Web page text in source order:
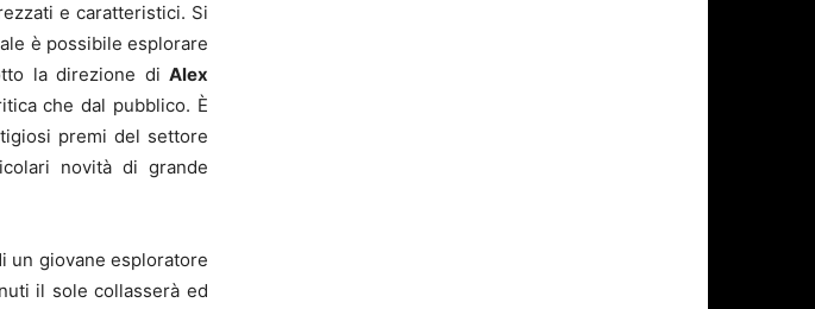
e caratteristici. Si
è possibile esplorare
la direzione di Alex
che dal pubblico. È
premi del settore
novità di grande
un giovane esploratore
il sole collasserà ed